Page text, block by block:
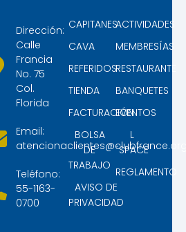
Dirección:
Calle
Francia
No. 75
Col.
Florida
Email:
Teléfono:
55-1163-
0700
CAPITANES
CAVA
REFERIDOS
TIENDA
FACTURACIÓN
BOLSA
DE
TRABAJO
AVISO DE
PRIVACIDAD
ACTIVIDADES
MEMBRESÍAS
RESTAURANTE
BANQUETES
EVENTOS
L
´SPACE
REGLAMENTO